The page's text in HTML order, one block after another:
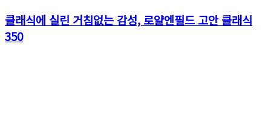
클래식에 실린 거침없는 감성, 로얄엔필드 고안 클래식
350